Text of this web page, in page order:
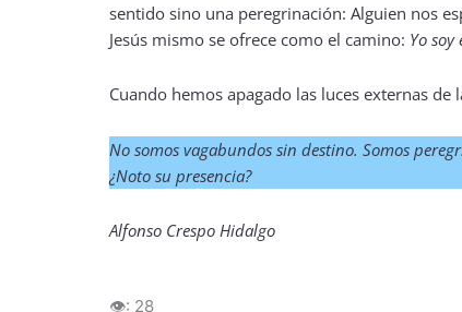
sentido sino una peregrinación: Alguien nos
Jesús mismo se ofrece como el camino: Yo
Cuando hemos apagado las luces externas
No somos vagabundos sin destino. Somos
¿Noto su presencia?
Alfonso Crespo Hidalgo
👁️: 28